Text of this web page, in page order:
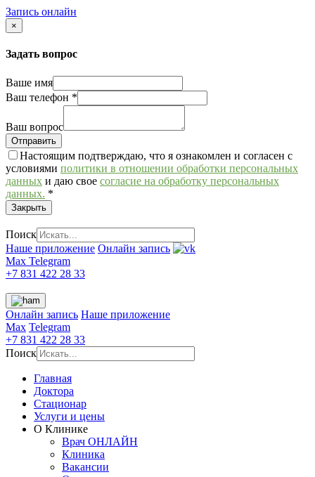
Запись онлайн
×
Задать вопрос
Ваше имя
Ваш телефон *
Ваш вопрос
Настоящим подтверждаю, что я ознакомлен и согласен с
условиями политики в отношении обработки персональных
данных и даю свое согласие на обработку персональных
данных. *
Закрыть
Поиск
Наше приложение Онлайн запись
Max Telegram
+7 831 422 28 33
Онлайн запись Наше приложение
Max Telegram
+7 831 422 28 33
Поиск
Главная
Доктора
Стационар
Услуги и цены
О Клинике
Врач ОНЛАЙН
Клиника
Вакансии